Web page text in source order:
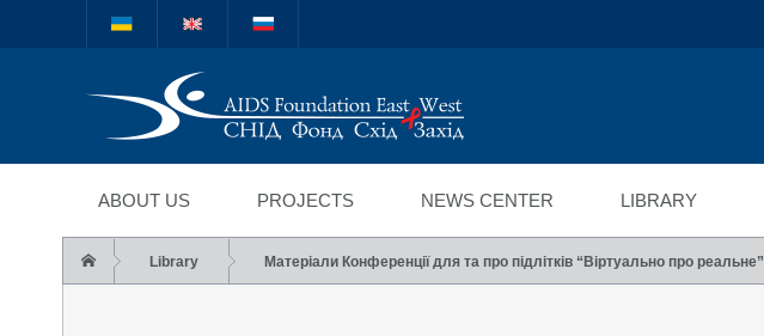
Міжнародний благодійний фонд
"СНІД Фонд Схід-Захід"
ABOUT US PROJECTS NEWS CENTER LIBRARY
Library Матеріали Конференції для та про підлітків “Віртуально про реальне”